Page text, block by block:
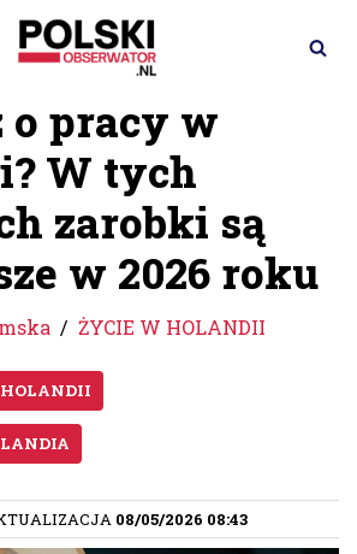
pracy w
W tych
zarobki są
w 2026 roku
ŻYCIE W HOLANDII
08/05/2026 08:43